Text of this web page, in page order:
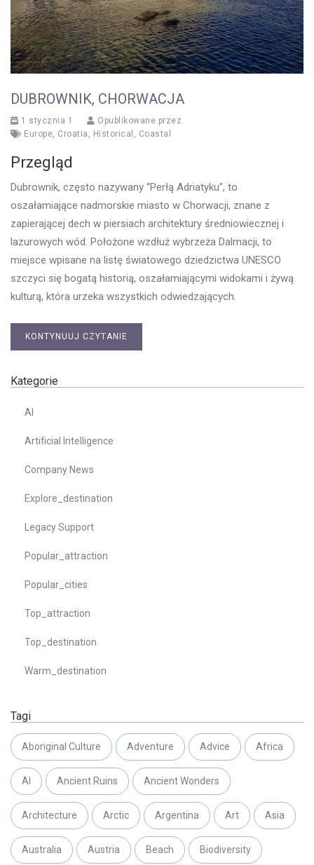
DUBROWNIK, CHORWACJA
1 stycznia 1
Opublikowane przez
Europe, Croatia , Historical , Coastal
Przegląd
Dubrownik, często nazywany “Perłą Adriatyku”, to
oszałamiające nadmorskie miasto w Chorwacji, znane z
zapierającej dech w piersiach architektury średniowiecznej i
lazurowych wód. Położone wzdłuż wybrzeża Dalmacji, to
miejsce wpisane na listę światowego dziedzictwa UNESCO
szczyci się bogatą historią, oszałamiającymi widokami i żywą
kulturą, która urzeka wszystkich odwiedzających.
KONTYNUUJ CZYTANIE
Kategorie
AI
Artificial Intelligence
Company News
Explore_destination
Legacy Support
Popular_attraction
Popular_cities
Top_attraction
Top_destination
Warm_destination
Tagi
Aboriginal Culture Adventure Advice Africa
AI Ancient Ruins Ancient Wonders
Architecture Arctic Argentina Art Asia
Australia Austria Beach Biodiversity